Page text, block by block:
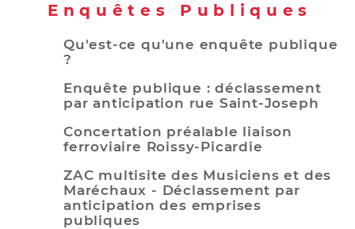
Enquêtes Publiques
Qu'est-ce qu'une enquête publique
?
Enquête publique : déclassement
par anticipation rue Saint-Joseph
Concertation préalable liaison
ferroviaire Roissy-Picardie
ZAC multisite des Musiciens et des
Maréchaux - Déclassement par
anticipation des emprises
publiques